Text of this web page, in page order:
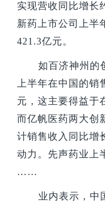
实现营收同比增长
新药上市公司上半
421.3亿元。
如百济神州的
上半年在中国的
元，这主要得益于
而亿帆医药两大创
计销售收入同比增
动力。先声药业上
……
业内表示，中